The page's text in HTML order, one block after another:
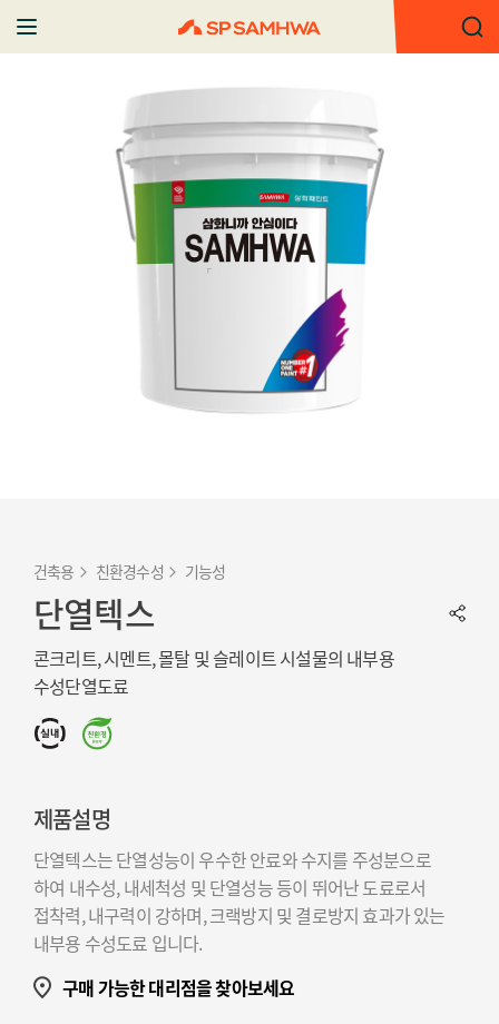
건축용 친환경수성 기능성
단열텍스
콘크리트, 시멘트, 몰탈 및 슬레이트 시설물의 내부용
수성단열도료
제품설명
단열텍스는 단열성능이 우수한 안료와 수지를 주성분으로
하여 내수성, 내세척성 및 단열성능 등이 뛰어난 도료로서
접착력, 내구력이 강하며, 크랙방지 및 결로방지 효과가 있는
내부용 수성도료 입니다.
구매 가능한 대리점을 찾아보세요